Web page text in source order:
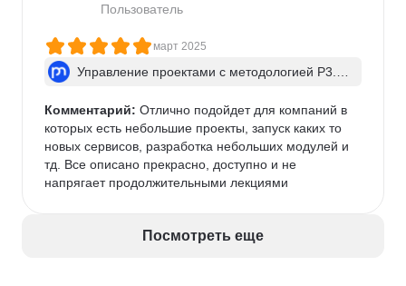
Пользователь
март 2025
Управление проектами с методологией P3.ex
Комментарий: Отлично подойдет для компаний в
которых есть небольшие проекты, запуск каких то
новых сервисов, разработка небольших модулей и
тд. Все описано прекрасно, доступно и не
напрягает продолжительными лекциями
Посмотреть еще